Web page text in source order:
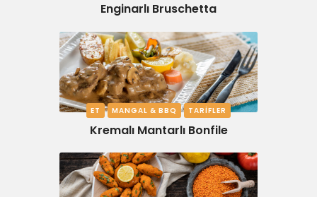
Enginarlı Bruschetta
ET MANGAL & BBQ TARIFLER
Kremalı Mantarlı Bonfile